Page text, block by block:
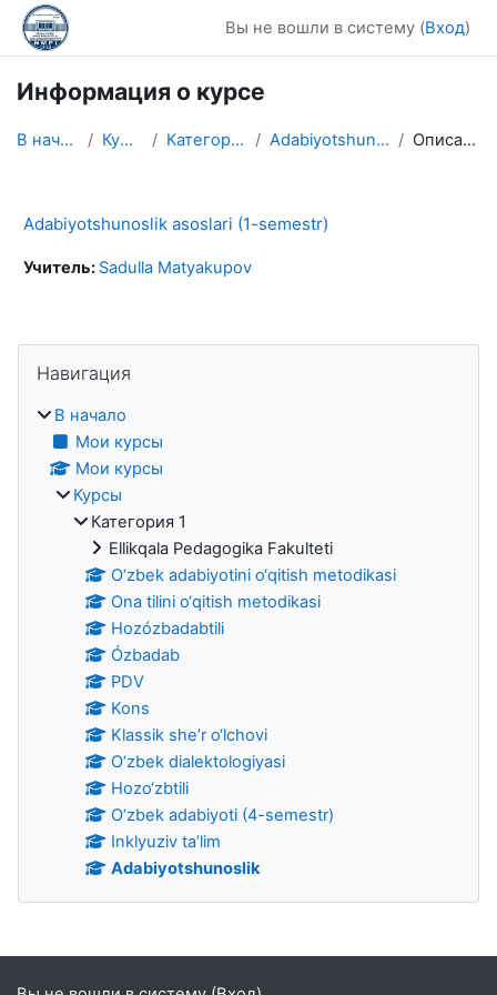
Перейти к основному содержанию
Вы не вошли в систему (Вход)
Информация о курсе
В начало Курсы Категория 1 Adabiyotshunoslik Описание
Adabiyotshunoslik asoslari (1-semestr)
Учитель: Sadulla Matyakupov
Блоки
Навигация
В начало
Мои курсы
Мои курсы
Курсы
Категория 1
Ellikqala Pedagogika Fakulteti
O‘zbek adabiyotini o‘qitish metodikasi
Ona tilini o‘qitish metodikasi
Hozózbadabtili
Ózbadab
PDV
Kons
Klassik she’r o‘lchovi
O‘zbek dialektologiyasi
Hozo‘zbtili
O‘zbek adabiyoti (4-semestr)
Inklyuziv ta’lim
Adabiyotshunoslik
Дополнительные блоки